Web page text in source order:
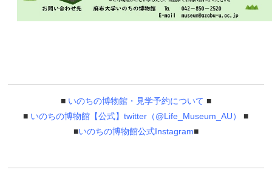
■ いのちの博物館・見学予約について ■
■ いのちの博物館【公式】twitter（@Life_Museum_AU）
■
■いのちの博物館公式Instagram■